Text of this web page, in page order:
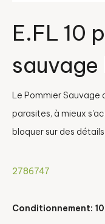
E.FL 10
Le Pommier Sauvage
parasites, à mieux
bloquer sur des détails.
2786747
Conditionnement: 10